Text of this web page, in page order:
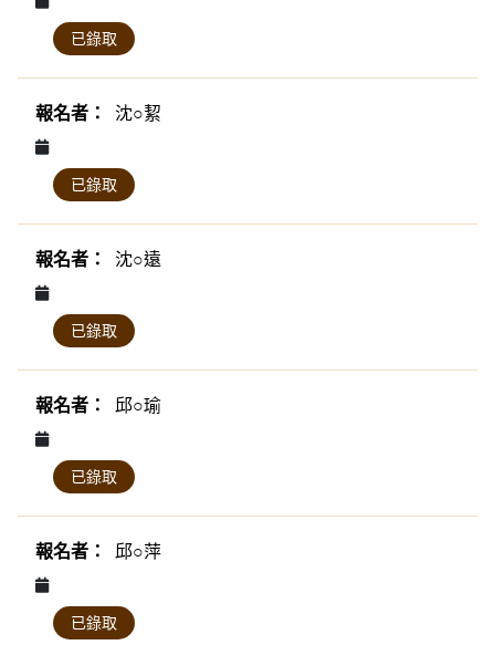
已錄取
沈○絜
已錄取
沈○遠
已錄取
邱○瑜
已錄取
邱○萍
已錄取